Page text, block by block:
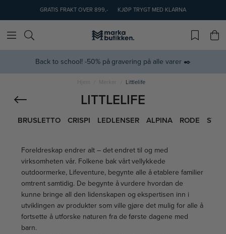
GRATIS FRAKT OVER 899,- KJØP TRYGT MED KLARNA
Back to school! -50% på gravering på alle varer ✒️
Hjem Merker Littlelife
LITTLELIFE
BRUSLETTO CRISPI LEDLENSER ALPINA RODE
Foreldreskap endrer alt – det endret til og med
virksomheten vår. Folkene bak vårt vellykkede
outdoormerke, Lifeventure, begynte alle å etablere familier
omtrent samtidig. De begynte å vurdere hvordan de
kunne bringe all den lidenskapen og ekspertisen inn i
utviklingen av produkter som ville gjøre det mulig for alle å
fortsette å utforske naturen fra de første dagene med
barn.